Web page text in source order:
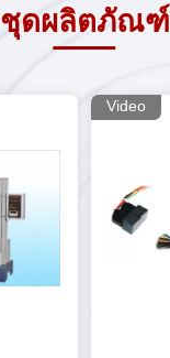
ชุดผลิตภัณฑ์
Video